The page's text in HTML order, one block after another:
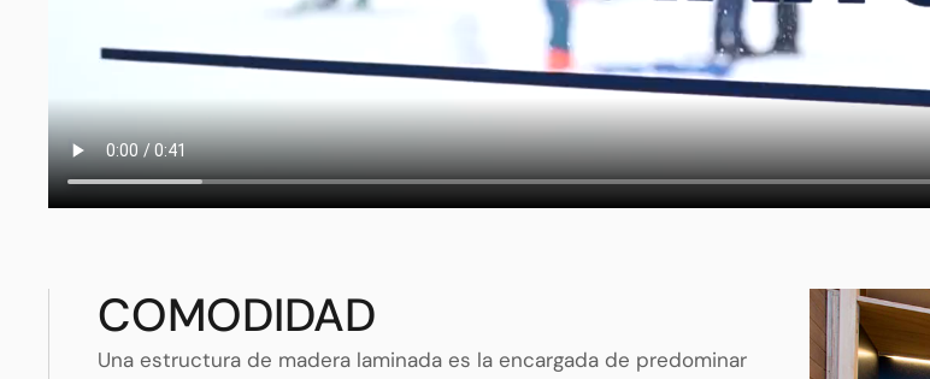
COMODIDAD
Una estructura de madera laminada es la encargada de predominar